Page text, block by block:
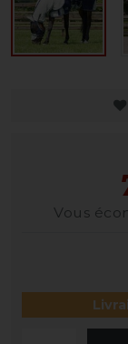
Vous